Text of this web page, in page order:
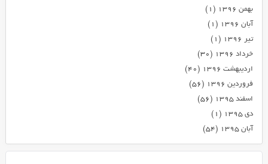
بهمن ۱۳۹۶
(۱)
آبان ۱۳۹۶
(۱)
تیر ۱۳۹۶
(۱)
خرداد ۱۳۹۶
(۳۰)
اردیبهشت ۱۳۹۶
(۴۰)
فروردین ۱۳۹۶
(۵۶)
اسفند ۱۳۹۵
(۵۶)
دی ۱۳۹۵
(۱)
آبان ۱۳۹۵
(۵۴)